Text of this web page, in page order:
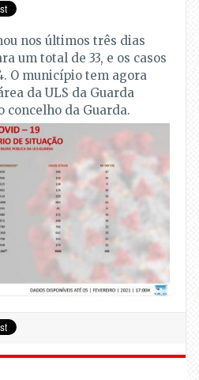
nos últimos três dias
um total de 33, e os casos
O município tem agora
da ULS da Guarda
concelho da Guarda.